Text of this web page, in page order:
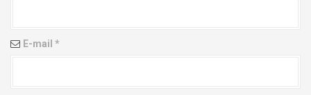
n E-mail *